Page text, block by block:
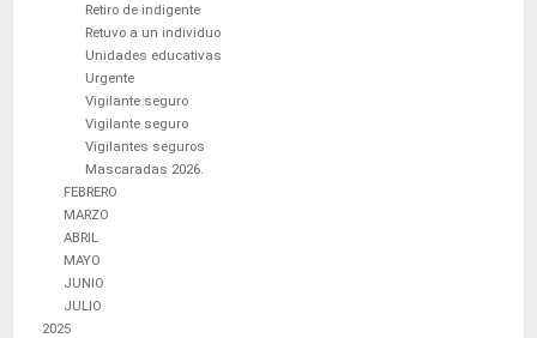
Retiro de indigente
Retuvo a un individuo
Unidades educativas
Urgente
Vigilante seguro
Vigilante seguro
Vigilantes seguros
Mascaradas 2026.
FEBRERO
MARZO
ABRIL
MAYO
JUNIO
JULIO
2025